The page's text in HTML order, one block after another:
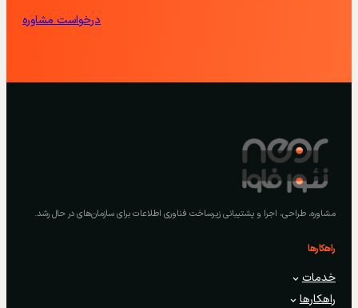
درخواست مشاوره
مشاوره، طراحی، اجرا و پشتیبانی زیرساخت فناوری اطلاعات برای سازمان‌های در حال رشد.
راهکارها
خدمات
راهکارها